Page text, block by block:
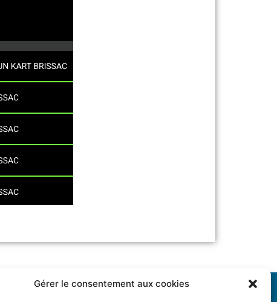
Gérer le consentement aux cookies